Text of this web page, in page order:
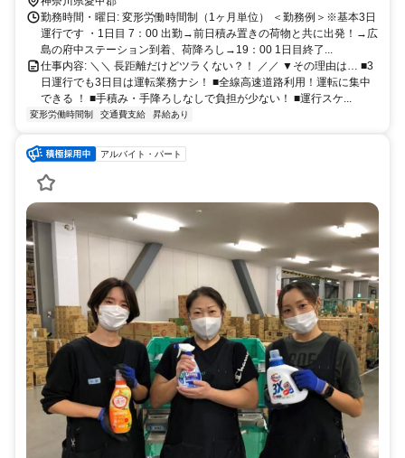
勤務時間・曜日: 変形労働時間制（1ヶ月単位） ＜勤務例＞※基本3日
運行です ・1日目 7：00 出勤→前日積み置きの荷物と共に出発！→広
島の府中ステーション到着、荷降ろし→19：00 1日目終了...
仕事内容: ＼＼ 長距離だけどツラくない？！ ／／ ▼その理由は… ■3
日運行でも3日目は運転業務ナシ！ ■全線高速道路利用！運転に集中
できる ！ ■手積み・手降ろしなしで負担が少ない！ ■運行スケ...
変形労働時間制 交通費支給 昇給あり
アルバイト・パート